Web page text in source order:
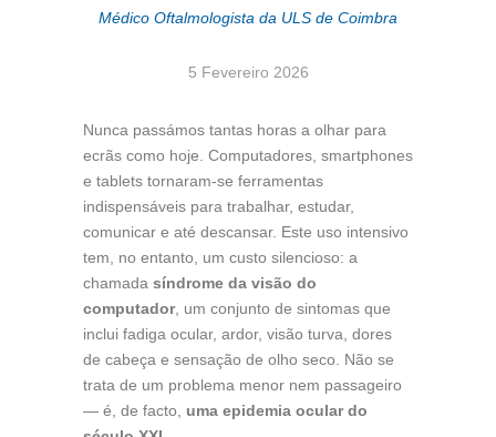
Médico Oftalmologista da ULS de Coimbra
5 Fevereiro 2026
Nunca passámos tantas horas a olhar para
ecrãs como hoje. Computadores, smartphones
e tablets tornaram-se ferramentas
indispensáveis para trabalhar, estudar,
comunicar e até descansar. Este uso intensivo
tem, no entanto, um custo silencioso: a
chamada síndrome da visão do
computador, um conjunto de sintomas que
inclui fadiga ocular, ardor, visão turva, dores
de cabeça e sensação de olho seco. Não se
trata de um problema menor nem passageiro
— é, de facto, uma epidemia ocular do